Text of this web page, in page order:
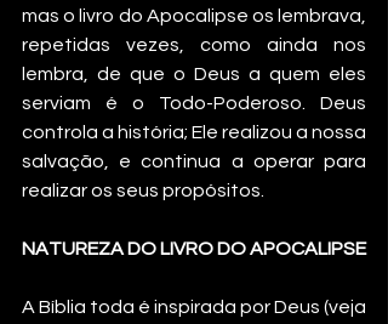
mas o livro do Apocalipse os lembrava,
repetidas vezes, como ainda nos
lembra, de que o Deus a quem eles
serviam é o Todo-Poderoso. Deus
controla a história; Ele realizou a nossa
salvação, e continua a operar para
realizar os seus propósitos.
NATUREZA DO LIVRO DO APOCALIPSE
A Bíblia toda é inspirada por Deus (veja